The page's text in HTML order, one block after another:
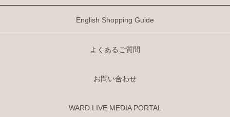
English Shopping Guide
よくあるご質問
お問い合わせ
WARD LIVE MEDIA PORTAL